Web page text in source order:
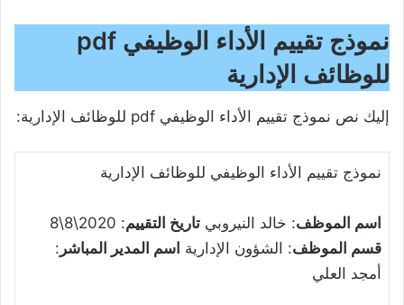
نموذج تقييم الأداء الوظيفي pdf
للوظائف الإدارية
إليك نص نموذج تقييم الأداء الوظيفي pdf للوظائف الإدارية:
نموذج تقييم الأداء الوظيفي للوظائف الإدارية
اسم الموظف: خالد النيروبيتاريخ التقييم: 2020\8\8
قسم الموظف: الشؤون الإدارية اسم المدير المباشر :
أمجد العلي